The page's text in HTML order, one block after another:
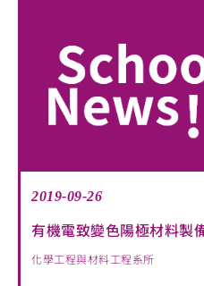
2019-09-26
有機電致變色陽極材料製
化學工程與材料工程系所